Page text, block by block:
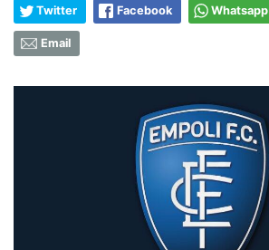
Twitter Facebook Whatsapp
Email